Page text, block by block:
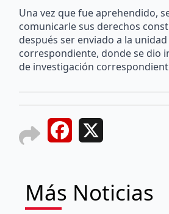
Una vez que fue aprehendido,
comunicarle sus derechos
después ser enviado a la unidad
correspondiente, donde se dio
de investigación
Facebook
Más Noticias